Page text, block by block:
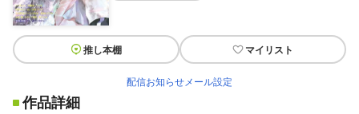
推し本棚 マイリスト
配信お知らせメール設定
作品詳細